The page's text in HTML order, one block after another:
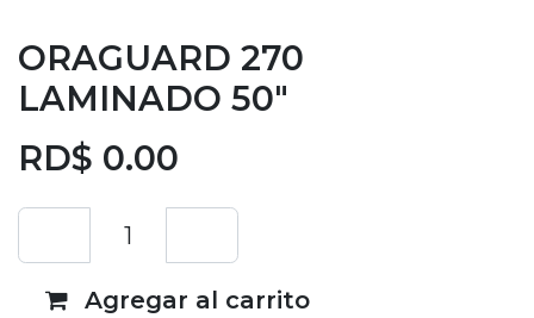
ORAGUARD 270
LAMINADO 50"
RD$ 0.00
Agregar al carrito